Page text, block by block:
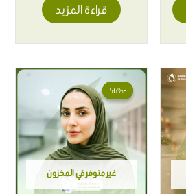
قراءة المزيد
السعر
الحالي
1,700.00 ر.س.
-56%
غير متوفر في المخزون
-56%
السعر
الأصلي
هو:
1,350.00 ر.س.
السعر